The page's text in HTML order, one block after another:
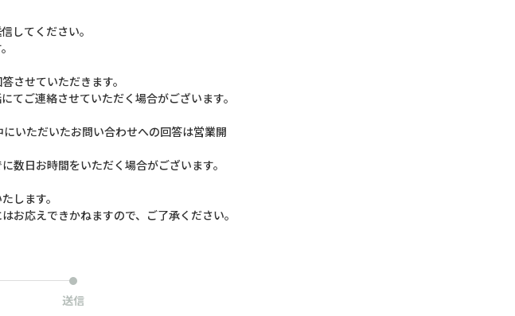
してください。
させていただきます。
てご連絡させていただく場合がございます。
いただいたお問い合わせへの回答は営業開
数日お時間をいただく場合がございます。
します。
お応えできかねますので、ご了承ください。
送信